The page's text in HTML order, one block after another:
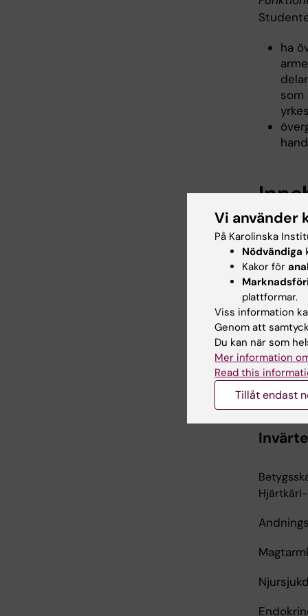
ha
som
Kursen
i
sjukdom
Vi använder
På Karolinska
Nödvändiga
Kakor för
plattformar.
Viss information
Genom att
Du kan när som
Mer information
Read this
Tillåt endast